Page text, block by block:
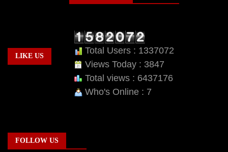
LIKE US
Total Users : 1337072
Views Today : 3847
Total views : 6437176
Who's Online : 7
FOLLOW US